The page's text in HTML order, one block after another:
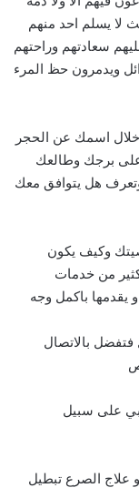
لا يسلم احد منهم
سعادتهم وراحتهم
ويدمرون حظ المرء
خلال اسمك عن الحجر
برجك وطالعك
وتعرف هل يتوافق معك
وكيف يكون
من خدمات
يقدمها باكمل وجه
بالاتصال
على سبيل
علاج الصرع تبطيل